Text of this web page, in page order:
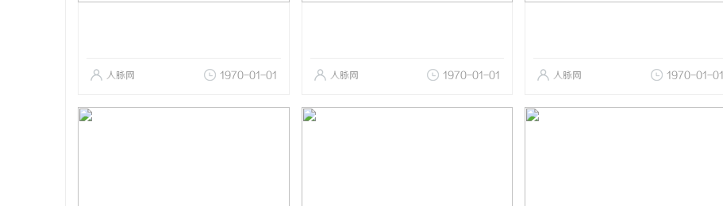
人脉网 1970-01-01 人脉网 1970-01-01 人脉网 1970-01-01